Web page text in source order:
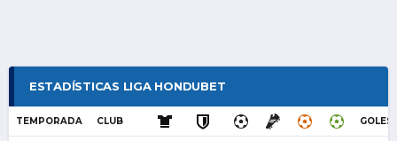
ESTADÍSTICAS LIGA HONDUBET
TEMPORADA CLUB GOLES